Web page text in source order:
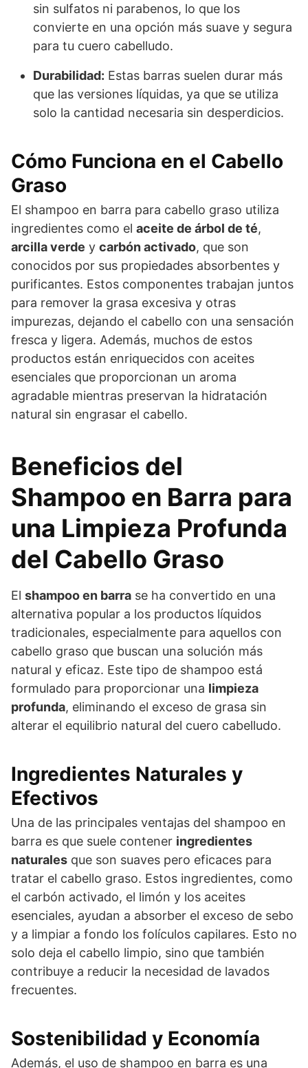
sin sulfatos ni parabenos, lo que los
convierte en una opción más suave y segura
para tu cuero cabelludo.
Durabilidad: Estas barras suelen durar más
que las versiones líquidas, ya que se utiliza
solo la cantidad necesaria sin desperdicios.
Cómo Funciona en el Cabello
Graso
El shampoo en barra para cabello graso utiliza
ingredientes como el aceite de árbol de té,
arcilla verde y carbón activado, que son
conocidos por sus propiedades absorbentes y
purificantes. Estos componentes trabajan juntos
para remover la grasa excesiva y otras
impurezas, dejando el cabello con una sensación
fresca y ligera. Además, muchos de estos
productos están enriquecidos con aceites
esenciales que proporcionan un aroma
agradable mientras preservan la hidratación
natural sin engrasar el cabello.
Beneficios del
Shampoo en Barra para
una Limpieza Profunda
del Cabello Graso
El shampoo en barra se ha convertido en una
alternativa popular a los productos líquidos
tradicionales, especialmente para aquellos con
cabello graso que buscan una solución más
natural y eficaz. Este tipo de shampoo está
formulado para proporcionar una limpieza
profunda, eliminando el exceso de grasa sin
alterar el equilibrio natural del cuero cabelludo.
Ingredientes Naturales y
Efectivos
Una de las principales ventajas del shampoo en
barra es que suele contener ingredientes
naturales que son suaves pero eficaces para
tratar el cabello graso. Estos ingredientes, como
el carbón activado, el limón y los aceites
esenciales, ayudan a absorber el exceso de sebo
y a limpiar a fondo los folículos capilares. Esto no
solo deja el cabello limpio, sino que también
contribuye a reducir la necesidad de lavados
frecuentes.
Sostenibilidad y Economía
Además, el uso de shampoo en barra es una